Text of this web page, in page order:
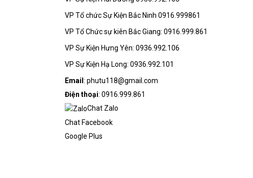
VP Tổ chức Sự Kiện Bắc Ninh 0916.999861
VP Tổ Chức sự kiên Bắc Giang: 0916.999.861
VP Sự Kiện Hưng Yên: 0936.992.106
VP Sự Kiện Hạ Long: 0936.992.101
Email : phutu118@gmail.com
Điện thoại: 0916.999.861
Chat Zalo
Chat Facebook
Google Plus